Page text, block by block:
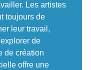
Les artistes
toujours de
leur travail,
de
de création
offre une